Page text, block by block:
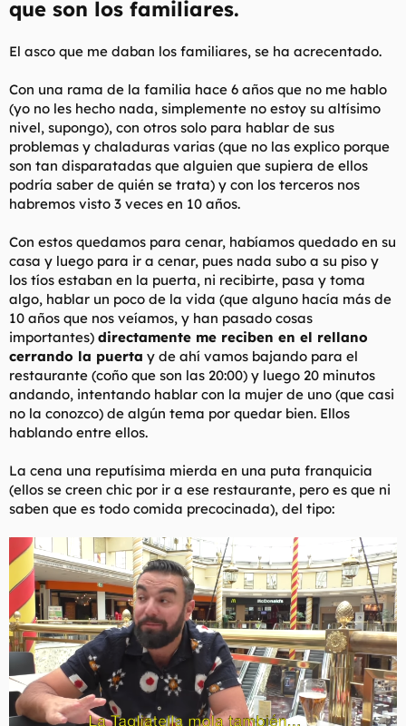
que son los familiares.
El asco que me daban los familiares, se ha acrecentado.
Con una rama de la familia hace 6 años que no me hablo
(yo no les hecho nada, simplemente no estoy su altísimo
nivel, supongo), con otros solo para hablar de sus
problemas y chaladuras varias (que no las explico porque
son tan disparatadas que alguien que supiera de ellos
podría saber de quién se trata) y con los terceros nos
habremos visto 3 veces en 10 años.
Con estos quedamos para cenar, habíamos quedado en su
casa y luego para ir a cenar, pues nada subo a su piso y
los tíos estaban en la puerta, ni recibirte, pasa y toma
algo, hablar un poco de la vida (que alguno hacía más de
10 años que nos veíamos, y han pasado cosas
importantes) directamente me reciben en el rellano
cerrando la puerta y de ahí vamos bajando para el
restaurante (coño que son las 20:00) y luego 20 minutos
andando, intentando hablar con la mujer de uno (que casi
no la conozco) de algún tema por quedar bien. Ellos
hablando entre ellos.
La cena una reputísima mierda en una puta franquicia
(ellos se creen chic por ir a ese restaurante, pero es que ni
saben que es todo comida precocinada), del tipo: